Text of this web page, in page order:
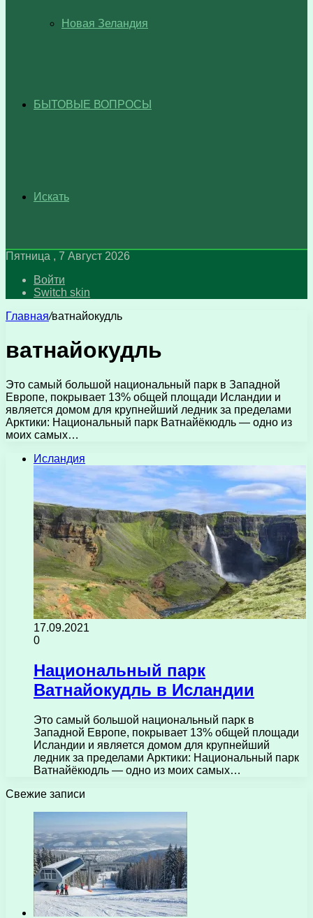
Новая Зеландия
БЫТОВЫЕ ВОПРОСЫ
Искать
Пятница , 7 Август 2026
Войти
Switch skin
Главная/ватнайокудль
ватнайокудль
Это самый большой национальный парк в Западной
Европе, покрывает 13% общей площади Исландии и
является домом для крупнейший ледник за пределами
Арктики: Национальный парк Ватнайёкюдль — одно из
моих самых…
Исландия
17.09.2021
0
Национальный парк
Ватнайокудль в Исландии
Это самый большой национальный парк в
Западной Европе, покрывает 13% общей площади
Исландии и является домом для крупнейший
ледник за пределами Арктики: Национальный парк
Ватнайёкюдль — одно из моих самых…
Свежие записи